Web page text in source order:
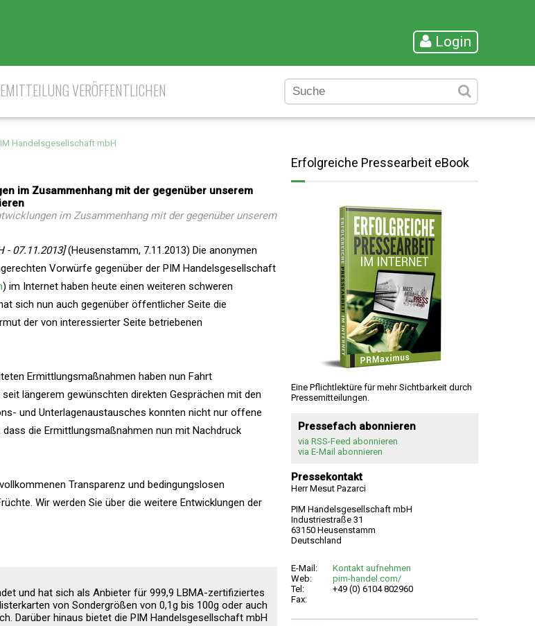
Login
VERÖFFENTLICHEN
Handelsgesellschaft mbH
im Zusammenhang mit der gegenüber unserem
im Zusammenhang mit der gegenüber unserem
- 07.11.2013](Heusenstamm, 7.11.2013) Die anonymen
Vorwürfe gegenüber der PIM Handelsgesellschaft
) im Internet haben heute einen weiteren schweren
sich nun auch gegenüber öffentlicher Seite die
der von interessierter Seite betriebenen
Ermittlungsmaßnahmen haben nun Fahrt
längerem gewünschten direkten Gesprächen mit den
und Unterlagenaustausches konnten nicht nur offene
die Ermittlungsmaßnahmen nun mit Nachdruck
Transparenz und bedingungslosen
Wir werden Sie über die weitere Entwicklungen der
und hat sich als Anbieter für 999,9 LBMA-zertifiziertes
von Sondergrößen von 0,1g bis 100g oder auch
Darüber hinaus bietet die PIM Handelsgesellschaft mbH
Erfolgreiche Pressearbeit eBook
Eine Pflichtlektüre für mehr Sichtbarkeit durch
Pressemitteilungen.
Pressefach abonnieren
via RSS-Feed abonnieren
via E-Mail abonnieren
Pressekontakt
Herr Mesut Pazarci
PIM Handelsgesellschaft mbH
Industriestraße 31
63150 Heusenstamm
Deutschland
E-Mail:
Kontakt aufnehmen
Web:
pim-handel.com/
Tel:
+49 (0) 6104 802960
Fax: